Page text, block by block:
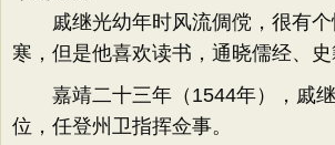
戚继光幼年时风流倜傥，很有个
寒，但是他喜欢读书，通晓儒经、史
嘉靖二十三年（1544年），戚继
位，任登州卫指挥佥事。